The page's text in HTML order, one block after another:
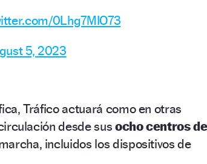
0Lhg7MIO73
5, 2023
Tráfico actuará como en otras
desde susocho centros de
incluidos los dispositivos de